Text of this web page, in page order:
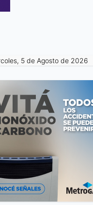
5 de Agosto de 2026